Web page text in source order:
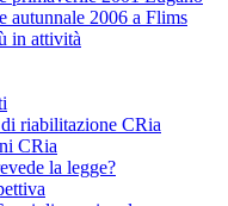
autunnale 2006 a Flims
in attività
riabilitazione CRia
CRia
la legge?